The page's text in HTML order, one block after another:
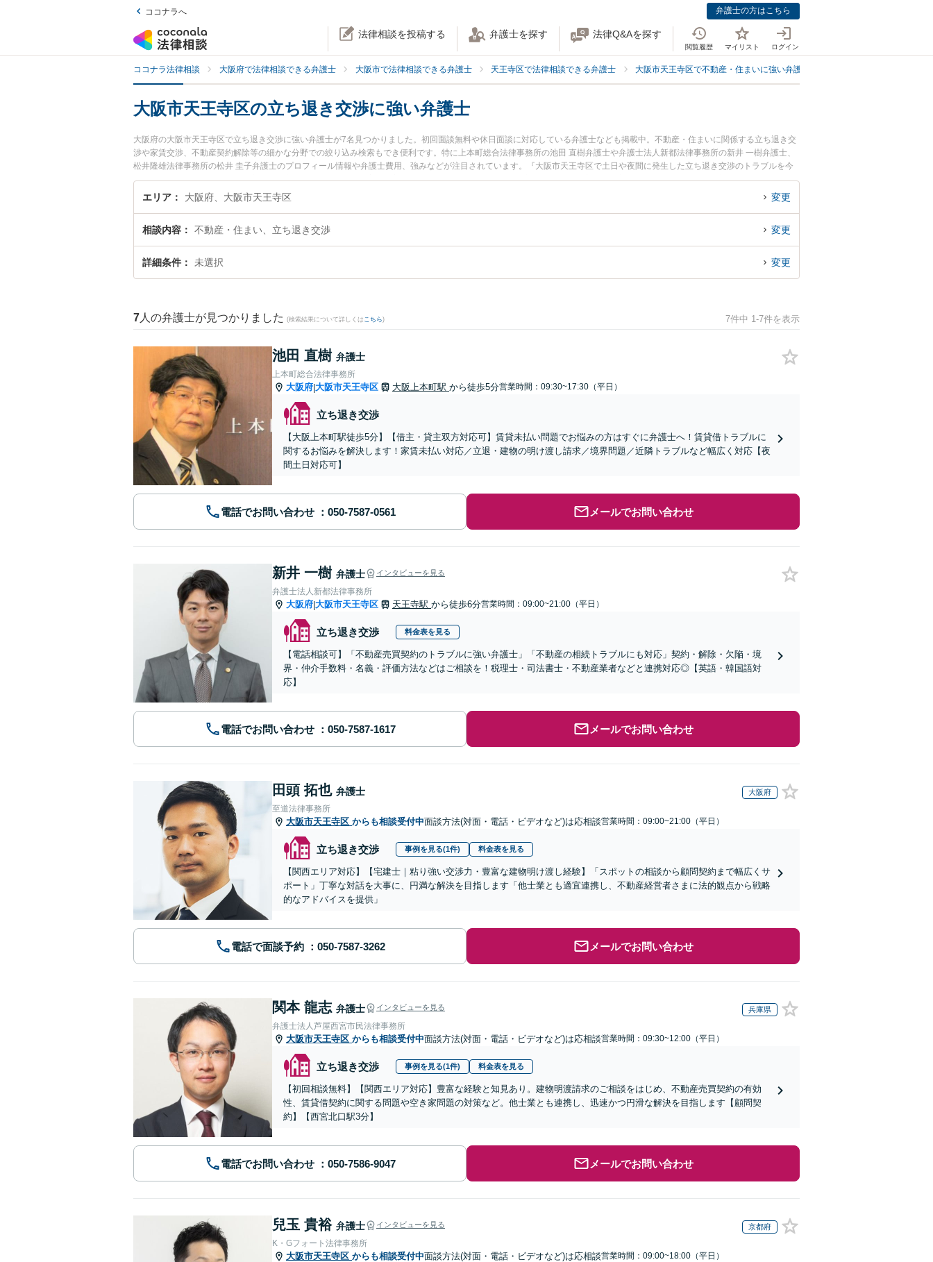
ココナラへ 弁護士の方はこちら
法律相談を投稿する 弁護士を探す 法律Q&Aを探す
閲覧履歴 マイリスト ログイン
ココナラ法律相談 大阪府で法律相談できる弁護士 大阪市で法律相談できる弁護士 天王寺区で法律相談できる弁護士 大阪市天王寺区で不動産・住まいに強い弁護士
大阪市天王寺区の立ち退き交渉に強い弁護士
大阪府の大阪市天王寺区で立ち退き交渉に強い弁護士が7名見つかりました。初回面談無料や休日面談に対応している弁護士なども掲載中。不動産・住まいに関係する立ち退き交
渉や家賃交渉、不動産契約解除等の細かな分野での絞り込み検索もでき便利です。特に上本町総合法律事務所の池田 直樹弁護士や弁護士法人新都法律事務所の新井 一樹弁護士、
松井隆雄法律事務所の松井 圭子弁護士のプロフィール情報や弁護士費用、強みなどが注目されています。『大阪市天王寺区で土日や夜間に発生した立ち退き交渉のトラブルを今
すぐに弁護士に相談したい』『立ち退き交渉のトラブル解決の実績豊富な近くの弁護士を検索したい』『初回相談無料で立ち退き交渉を法律相談できる大阪市天王寺区内の弁護士
に相談予約したい』などでお困りの相談者さんにおすすめです。
エリア 大阪府、大阪市天王寺区 変更
相談内容 不動産・住まい、立ち退き交渉 変更
詳細条件 未選択 変更
7 人の弁護士が見つかりました (検索結果について詳しくは こちら) 7件中 1-7件を表示
池田 直樹 弁護士
上本町総合法律事務所
大阪府|大阪市天王寺区 大阪上本町駅 から徒歩5分営業時間：09:30~17:30（平日）
立ち退き交渉
【大阪上本町駅徒歩5分】【借主・貸主双方対応可】賃貸未払い問題でお悩みの方はすぐに弁護士へ！賃貸借トラブルに
関するお悩みを解決します！家賃未払い対応／立退・建物の明け渡し請求／境界問題／近隣トラブルなど幅広く対応【夜
間土日対応可】
電話でお問い合わせ メールでお問い合わせ
新井 一樹 弁護士 インタビューを見る
弁護士法人新都法律事務所
大阪府|大阪市天王寺区 天王寺駅 から徒歩6分営業時間：09:00~21:00（平日）
立ち退き交渉 料金表を見る
【電話相談可】「不動産売買契約のトラブルに強い弁護士」「不動産の相続トラブルにも対応」契約・解除・欠陥・境
界・仲介手数料・名義・評価方法などはご相談を！税理士・司法書士・不動産業者などと連携対応◎【英語・韓国語対
応】
電話でお問い合わせ メールでお問い合わせ
田頭 拓也 弁護士 大阪府
至道法律事務所
大阪市天王寺区 からも相談受付中面談方法(対面・電話・ビデオなど)は応相談営業時間：09:00~21:00（平日）
立ち退き交渉 事例を見る(1件) 料金表を見る
【関西エリア対応】【宅建士｜粘り強い交渉力・豊富な建物明け渡し経験】「スポットの相談から顧問契約まで幅広くサ
ポート」丁寧な対話を大事に、円満な解決を目指します「他士業とも適宜連携し、不動産経営者さまに法的観点から戦略
的なアドバイスを提供」
電話で面談予約 メールでお問い合わせ
関本 龍志 弁護士 インタビューを見る 兵庫県
弁護士法人芦屋西宮市民法律事務所
大阪市天王寺区 からも相談受付中面談方法(対面・電話・ビデオなど)は応相談営業時間：09:30~12:00（平日）
立ち退き交渉 事例を見る(1件) 料金表を見る
【初回相談無料】【関西エリア対応】豊富な経験と知見あり。建物明渡請求のご相談をはじめ、不動産売買契約の有効
性、賃貸借契約に関する問題や空き家問題の対策など。他士業とも連携し、迅速かつ円滑な解決を目指します【顧問契
約】【西宮北口駅3分】
電話でお問い合わせ メールでお問い合わせ
兒玉 貴裕 弁護士 インタビューを見る 京都府
K・Gフォート法律事務所
大阪市天王寺区 からも相談受付中面談方法(対面・電話・ビデオなど)は応相談営業時間：09:00~18:00（平日）